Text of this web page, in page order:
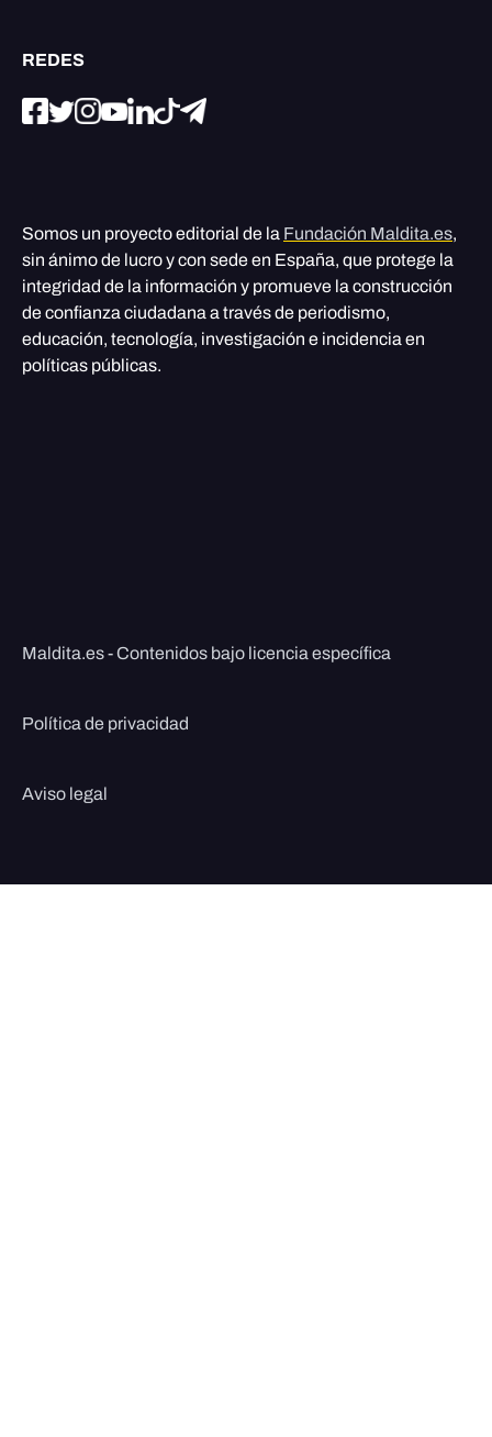
REDES
Somos un proyecto editorial de la Fundación Maldita.es,
sin ánimo de lucro y con sede en España, que protege la
integridad de la información y promueve la construcción
de confianza ciudadana a través de periodismo,
educación, tecnología, investigación e incidencia en
políticas públicas.
Maldita.es - Contenidos bajo licencia específica
Política de privacidad
Aviso legal